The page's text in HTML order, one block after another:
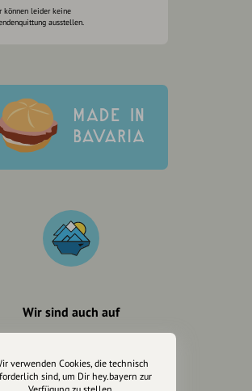
können leider keine
ausstellen.
Wir sind auch auf
verwenden Cookies, die technisch
sind, um Dir hey.bayern zur